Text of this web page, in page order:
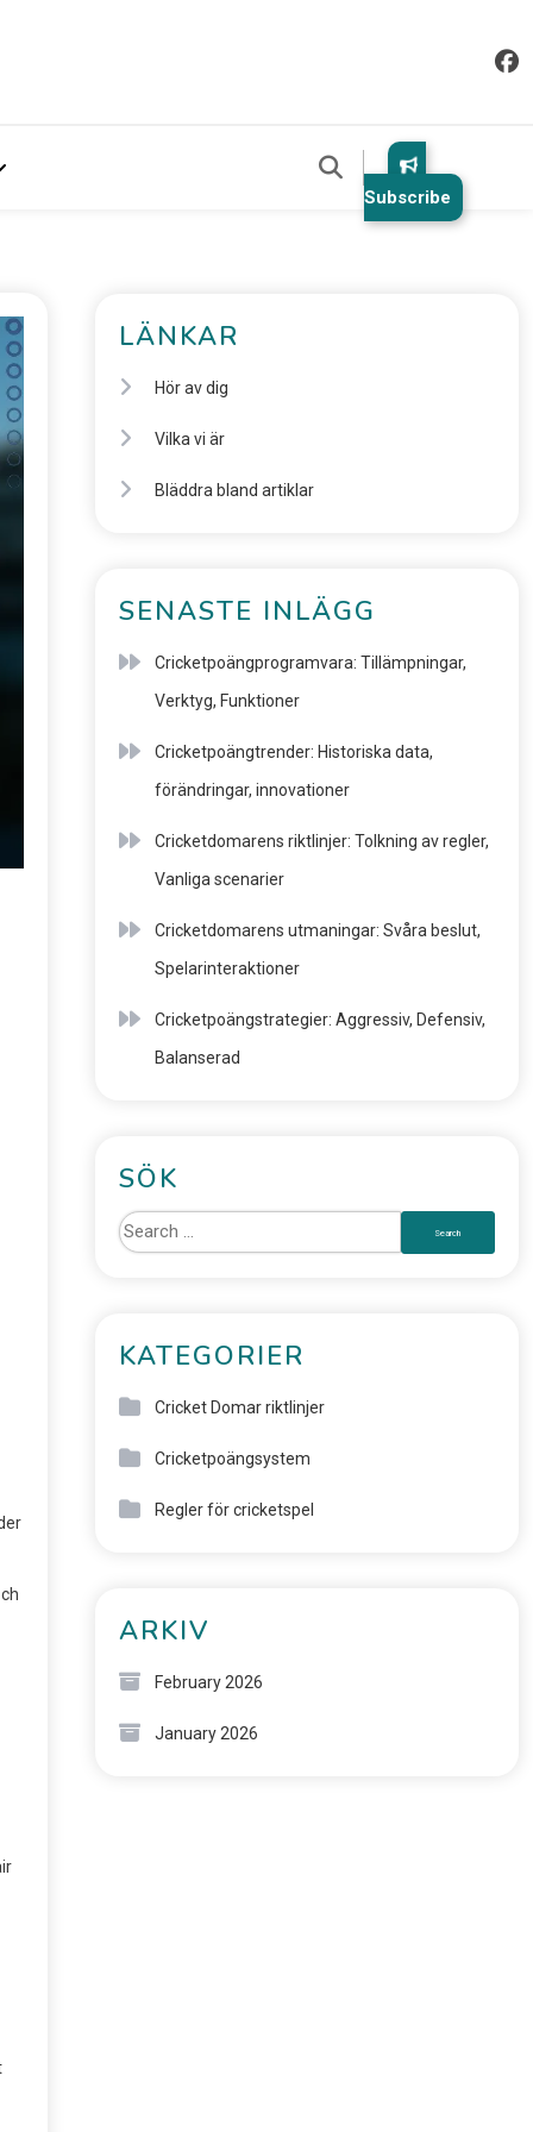
Subscribe
LÄNKAR
Hör av dig
Vilka vi är
Bläddra bland artiklar
SENASTE INLÄGG
Cricketpoängprogramvara: Tillämpningar,
Verktyg, Funktioner
Cricketpoängtrender: Historiska data,
förändringar, innovationer
Cricketdomarens riktlinjer: Tolkning av regler,
Vanliga scenarier
Cricketdomarens utmaningar: Svåra beslut,
Spelarinteraktioner
Cricketpoängstrategier: Aggressiv, Defensiv,
Balanserad
SÖK
KATEGORIER
Cricket Domar riktlinjer
Cricketpoängsystem
Regler för cricketspel
ARKIV
February 2026
January 2026